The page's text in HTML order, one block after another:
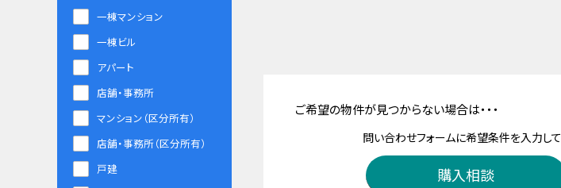
ご希望の物件が見つからない場合は・・・
問い合わせフォームに希望条件を入力して
購入相談
一棟マンション
一棟ビル
アパート
店舗・事務所
マンション（区分所有）
店舗・事務所（区分所有）
戸建